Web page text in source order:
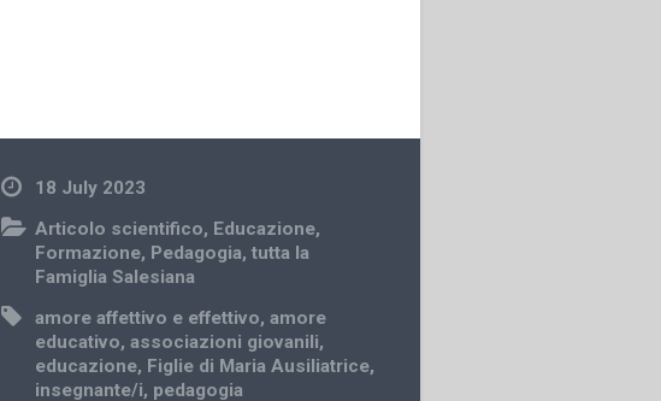
18 July 2023
Articolo scientifico, Educazione,
Formazione, Pedagogia,tutta la
Famiglia Salesiana
amore affettivo e effettivo,amore
educativo,associazioni giovanili,
educazione, Figlie di Maria Ausiliatrice,
insegnante/i, pedagogia